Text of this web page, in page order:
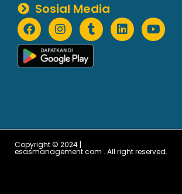
Sosial Media
Copyright © 2024 |
esasmanagement.com . All right reserved.